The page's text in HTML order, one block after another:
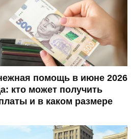
помощь в июне 2026
кто может получить
и в каком размере